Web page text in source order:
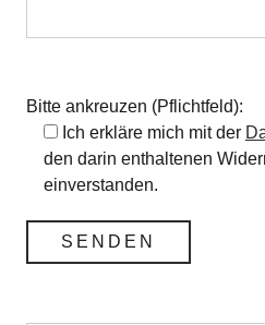
Bitte ankreuzen (Pflichtfeld):
Ich erkläre mich mit der
den darin enthaltenen
einverstanden.